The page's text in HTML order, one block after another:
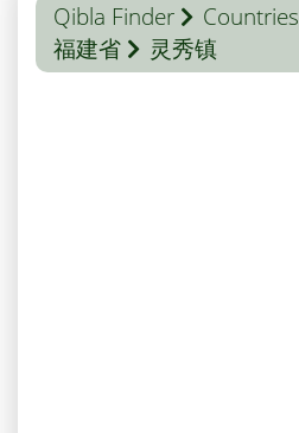
Qibla Finder Countries
福建省
灵秀镇